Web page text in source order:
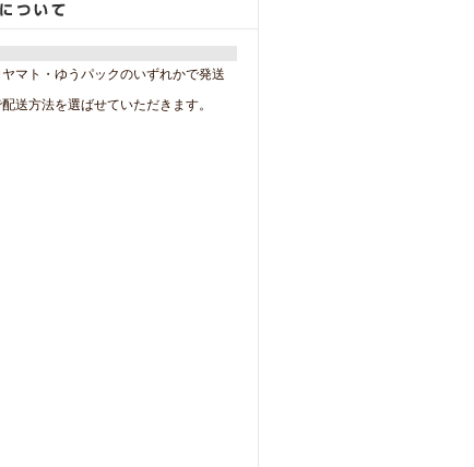
マト・ゆうパックのいずれかで発送
送方法を選ばせていただきます。